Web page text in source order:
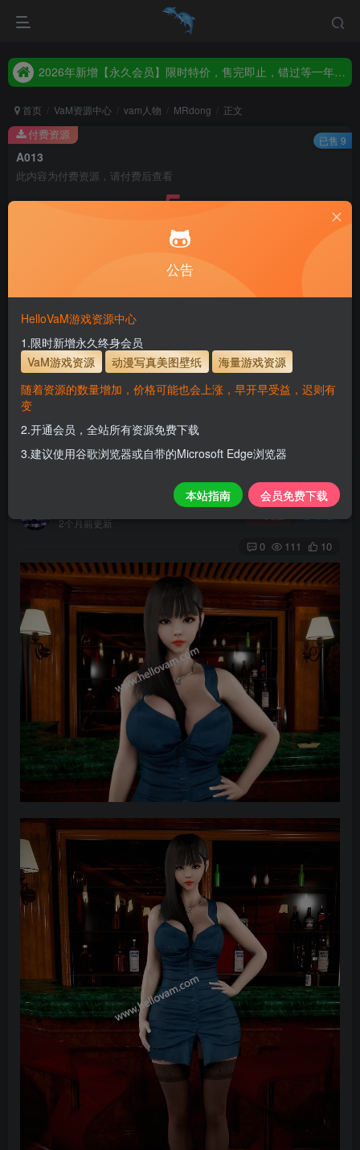
2026年新增【永久会员】限时特价，售完即止，错过等一年！！！
2026年新增【永久会员】限时特价，售完即止，错过等一年！！！
首页 VaM资源中心 vam人物 MRdong 正文
A013
此内容为付费资源，请付费后查看
5
立即购买
主流网盘——高速下载
支付页面打不开或支付后不跳转请联系QQ：3317425885
使用方法
解压后，放进文件夹AddonPackages即可，更多请看本
付费资源 已售 9
2个月前更新
0 111 10
公告
HelloVaM游戏资源中心
1.限时新增永久终身会员
VaM游戏资源
动漫写真美图壁纸
海量游戏资源
随着资源的数量增加，价格可能也会上涨，早开早受益，迟则有
变
2.开通会员，全站所有资源免费下载
3.建议使用谷歌浏览器或自带的Microsoft Edge浏览器
本站指南 会员免费下载